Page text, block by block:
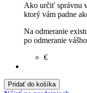
Ako určiť správnu
ktorý vám padne
Na odmeranie
po odmeranie
€
Pridať do košíka